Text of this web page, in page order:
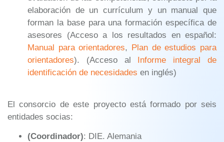
elaboración de un currículum y un manual que
forman la base para una formación específica de
asesores (Acceso a los resultados en español:
Manual para orientadores, Plan de estudios para
orientadores). (Acceso al Informe integral de
identificación de necesidades en inglés)
El consorcio de este proyecto está formado por seis
entidades socias:
(Coordinador): DIE. Alemania